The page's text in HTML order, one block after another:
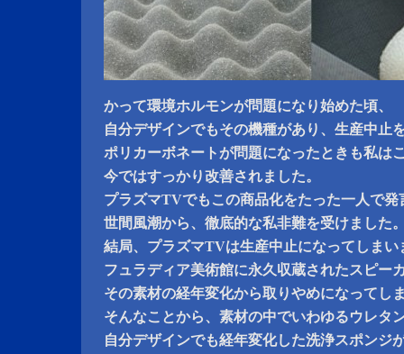
かって環境ホルモンが問題になり始めた頃、
自分デザインでもその機種があり、生産中止
ポリカーボネートが問題になったときも私は
今ではすっかり改善されました。
プラズマTVでもこの商品化をたった一人で発
世間風潮から、徹底的な私非難を受けました
結局、プラズマTVは生産中止になってしまい
フュラディア美術館に永久収蔵されたスピー
その素材の経年変化から取りやめになってし
そんなことから、素材の中でいわゆるウレタ
自分デザインでも経年変化した洗浄スポンジ